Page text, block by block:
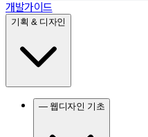
개발가이드
기획 & 디자인
— 웹디자인 기초